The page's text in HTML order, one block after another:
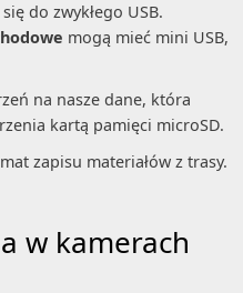
do zwykłego USB.
mogą mieć mini USB,
na nasze dane, która
kartą pamięci microSD.
zapisu materiałów z trasy.
w kamerach